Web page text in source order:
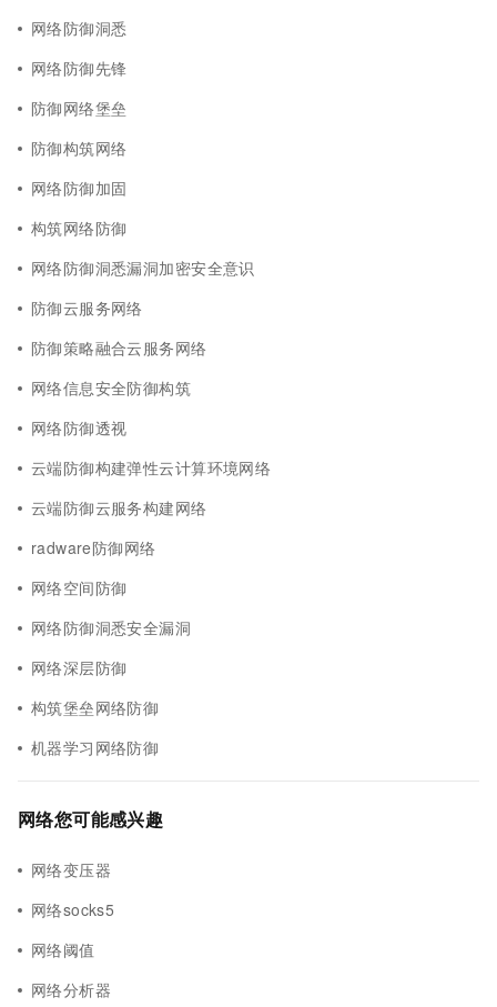
网络防御洞悉
网络防御先锋
防御网络堡垒
防御构筑网络
网络防御加固
构筑网络防御
网络防御洞悉漏洞加密安全意识
防御云服务网络
防御策略融合云服务网络
网络信息安全防御构筑
网络防御透视
云端防御构建弹性云计算环境网络
云端防御云服务构建网络
radware防御网络
网络空间防御
网络防御洞悉安全漏洞
网络深层防御
构筑堡垒网络防御
机器学习网络防御
网络您可能感兴趣
网络变压器
网络socks5
网络阈值
网络分析器